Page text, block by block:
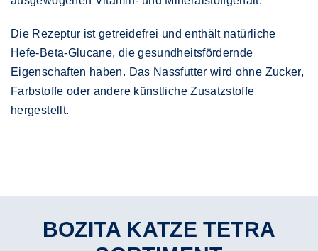
Die Rezeptur ist getreidefrei und enthält natürliche
Hefe-Beta-Glucane, die gesundheitsfördernde
Eigenschaften haben. Das Nassfutter wird ohne Zucker,
Farbstoffe oder andere künstliche Zusatzstoffe
hergestellt.
BOZITA KATZE TETRA